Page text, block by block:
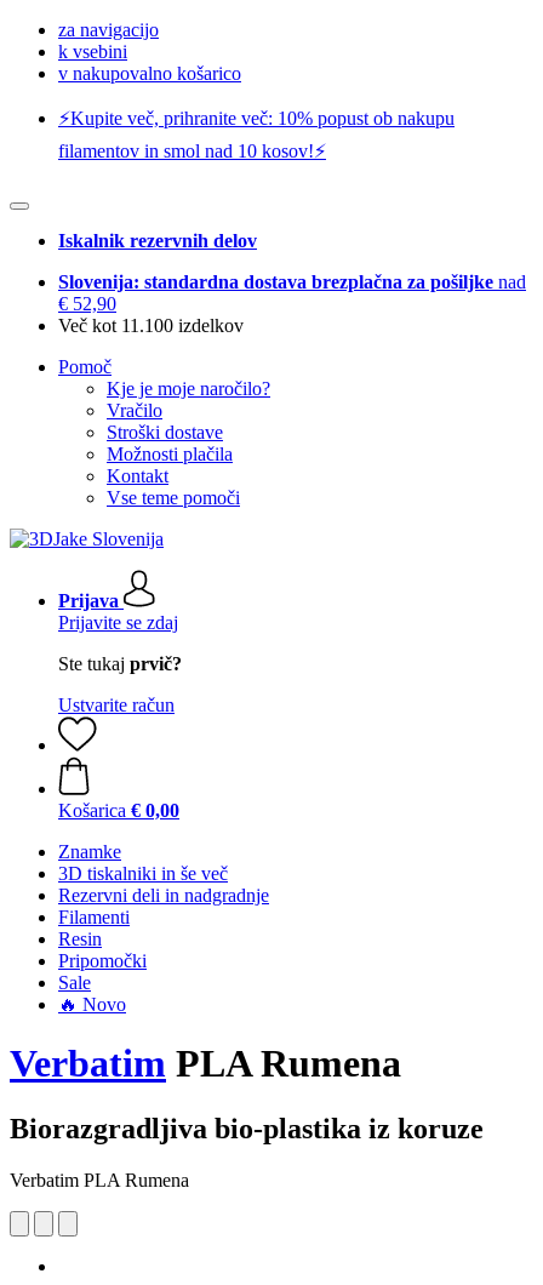
za navigacijo
k vsebini
v nakupovalno košarico
⚡️Kupite več, prihranite več: 10% popust ob nakupu
filamentov in smol nad 10 kosov!⚡️
Iskalnik rezervnih delov
Slovenija: standardna dostava brezplačna za pošiljke nad
€ 52,90
Več kot 11.100 izdelkov
Pomoč
Kje je moje naročilo?
Vračilo
Stroški dostave
Možnosti plačila
Kontakt
Vse teme pomoči
Prijava
Prijavite se zdaj
Ste tukaj prvič?
Ustvarite račun
Košarica € 0,00
Znamke
3D tiskalniki in še več
Rezervni deli in nadgradnje
Filamenti
Resin
Pripomočki
Sale
🔥 Novo
Verbatim PLA Rumena
Biorazgradljiva bio-plastika iz koruze
Verbatim PLA Rumena